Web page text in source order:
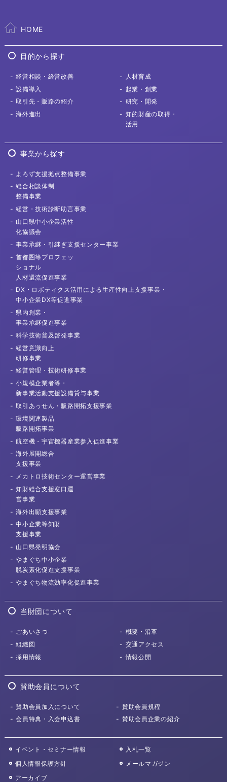
HOME
目的から探す
経営相談 ・経営改善
人材育成
設備導入
起業・創業
取引先 ・販路の紹介
研究・開発
海外進出
知的財産の取得 ・
活用
事業から探す
よろず支援拠点整備事業
総合相談体制
整備事業
経営・技術診断助言事業
山口県中小企業活性
化協議会
事業承継・ 引継ぎ支援センター事業
首都圏等プロフェッ
ショナル
人材還流促進事業
DX・ロボティクス活用による生産性向上支援事業・
中小企業DX等促進事業
県内創業・
事業承継促進事業
科学技術普及啓発事業
経営意識向上
研修事業
経営管理・ 技術研修事業
小規模企業者等・
新事業活動支援設備貸与事業
取引あっせん・販路開拓支援事業
環境関連製品
販路開拓事業
航空機・宇宙機器産業参入促進事業
海外展開総合
支援事業
メカトロ技術センター運営事業
知財総合支援窓口運
営事業
海外出願支援事業
中小企業等知財
支援事業
山口県発明協会
やまぐち中小企業
脱炭素化促進支援事業
やまぐち物流効率化促進事業
当財団について
ごあいさつ
概要・沿革
組織図
交通アクセス
採用情報
情報公開
賛助会員について
賛助会員加入について
賛助会員規程
会員特典・入会申込書
賛助会員企業の紹介
イベント・セミナー情報
入札一覧
個人情報保護方針
メールマガジン
アーカイブ